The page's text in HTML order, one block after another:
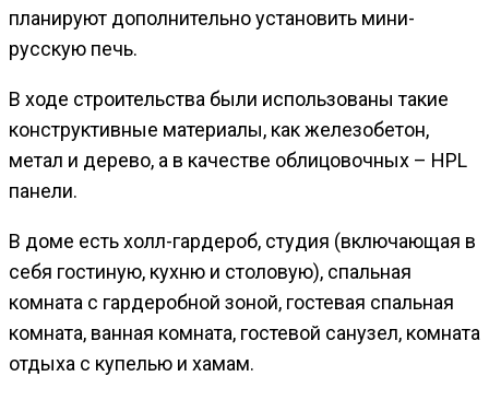
планируют дополнительно установить мини-
русскую печь.
В ходе строительства были использованы такие
конструктивные материалы, как железобетон,
метал и дерево, а в качестве облицовочных – HPL
панели.
В доме есть холл-гардероб, студия (включающая в
себя гостиную, кухню и столовую), спальная
комната с гардеробной зоной, гостевая спальная
комната, ванная комната, гостевой санузел, комната
отдыха с купелью и хамам.